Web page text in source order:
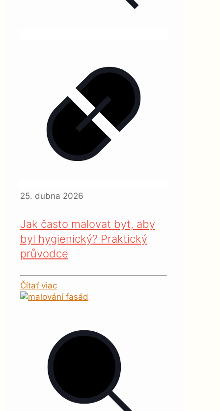
25. dubna 2026
Jak často malovat byt, aby
byl hygienický? Praktický
průvodce
Čítať viac